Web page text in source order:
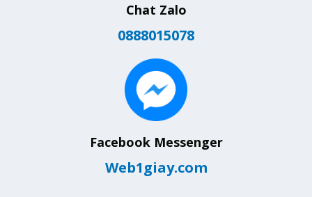
Chat Zalo
0888015078
Facebook Messenger
Web1giay.com